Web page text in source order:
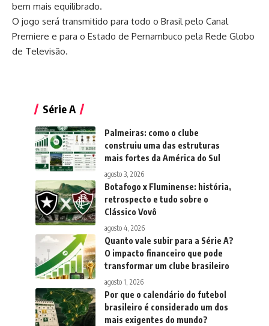
bem mais equilibrado.
O jogo será transmitido para todo o Brasil pelo Canal
Premiere e para o Estado de Pernambuco pela Rede Globo
de Televisão.
Série A
Palmeiras: como o clube
construiu uma das estruturas
mais fortes da América do Sul
agosto 3, 2026
Botafogo x Fluminense: história,
retrospecto e tudo sobre o
Clássico Vovô
agosto 4, 2026
Quanto vale subir para a Série A?
O impacto financeiro que pode
transformar um clube brasileiro
agosto 1, 2026
Por que o calendário do futebol
brasileiro é considerado um dos
mais exigentes do mundo?